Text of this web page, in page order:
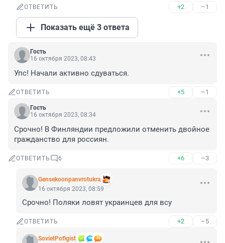
ОТВЕТИТЬ +2 –1
Показать ещё 3 ответа
Гость
16 октября 2023, 08:43
Упс! Начали активно сдуваться.
ОТВЕТИТЬ +5 –1
Гость
16 октября 2023, 08:34
Срочно! В Финляндии предложили отменить двойное
гражданство для россиян.
ОТВЕТИТЬ 6 +6 –3
Gensekoonpanvrotukra
16 октября 2023, 08:59
Срочно! Поляки ловят украинцев для всу
ОТВЕТИТЬ +2 –5
SovietPofigist